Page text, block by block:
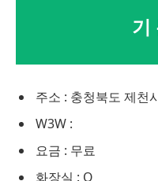
기
주소 : 충청북도 제천
W3W :
요금 : 무료
화장실 : O